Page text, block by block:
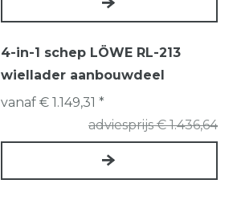
4-in-1 schep LÖWE RL-213
wiellader aanbouwdeel
adviesprijs € 1.436,64
vanaf € 1.149,31 *